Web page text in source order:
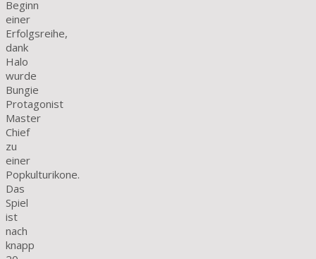
Beginn
einer
Erfolgsreihe,
dank
Halo
wurde
Bungie
Protagonist
Master
Chief
zu
einer
Popkulturikone.
Das
Spiel
ist
nach
knapp